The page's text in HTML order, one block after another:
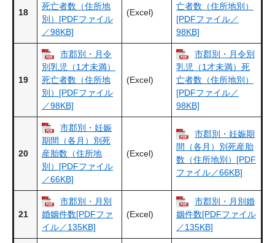
18
死亡者数（住所地
別）[PDFファイル
／98KB]
(Excel)
亡者数（住所地別）
[PDFファイル／
98KB]
19
市郡別・月令
別乳児（1才未満）
死亡者数（住所地
別）[PDFファイル
／98KB]
(Excel)
市郡別・月令別
乳児（1才未満）死
亡者数（住所地別）
[PDFファイル／
98KB]
20
市郡別・妊娠
期間（各月）別死
産胎数（住所地
別）[PDFファイル
／66KB]
(Excel)
市郡別・妊娠期
間（各月）別死産胎
数（住所地別）[PDF
ファイル／66KB]
21
市郡別・月別
婚姻件数[PDFファ
イル／135KB]
(Excel)
市郡別・月別婚
姻件数[PDFファイル
／135KB]